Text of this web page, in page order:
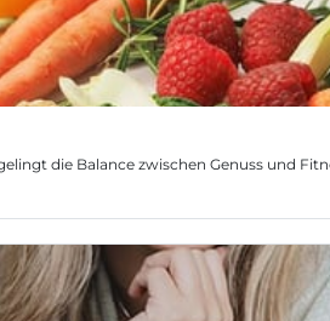
die Balance zwischen Genuss und